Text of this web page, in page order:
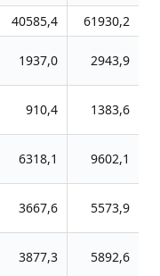
40585,4 61930,2
1937,0 2943,9
910,4 1383,6
6318,1 9602,1
3667,6 5573,9
3877,3 5892,6